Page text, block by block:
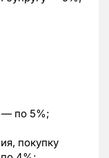
— по 5%;
покупку